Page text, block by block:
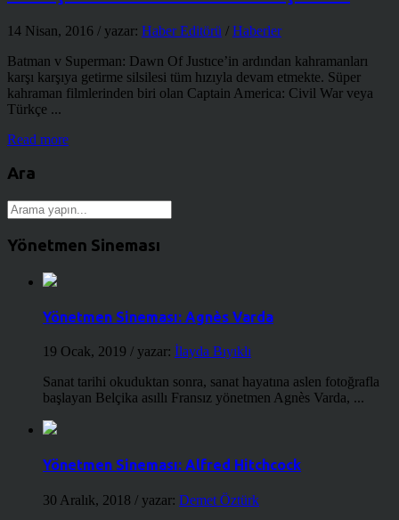
14 Nisan, 2016 / yazar: Haber Editörü / Haberler
Batman v Superman: Dawn Of Justıce’in ardından kahramanları
karşı karşıya getirme silsilesi tüm hızıyla devam etmekte. Süper
kahraman filmlerinden biri olan Captain America: Civil War veya
Türkçe ...
Read more
Ara
Yönetmen Sineması
Yönetmen Sineması: Agnès Varda
19 Ocak, 2019 / yazar: İlayda Bıyıklı
Sanat tarihi okuduktan sonra, sanat hayatına aslen fotoğrafla
başlayan Belçika asıllı Fransız yönetmen Agnès Varda, ...
Yönetmen Sineması: Alfred Hitchcock
30 Aralık, 2018 / yazar: Demet Öztürk